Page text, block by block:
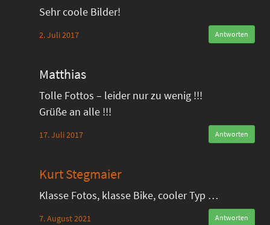
Sehr coole Bilder!
2. Juli 2017 Antworten
Matthias
Tolle Fottos – leider nur zu wenig !!!
Grüße an alle !!!
17. Juli 2017 Antworten
Kurt Stegmaier
Klasse Fotos, klasse Bike, cooler Typ …
7. August 2021 Antworten